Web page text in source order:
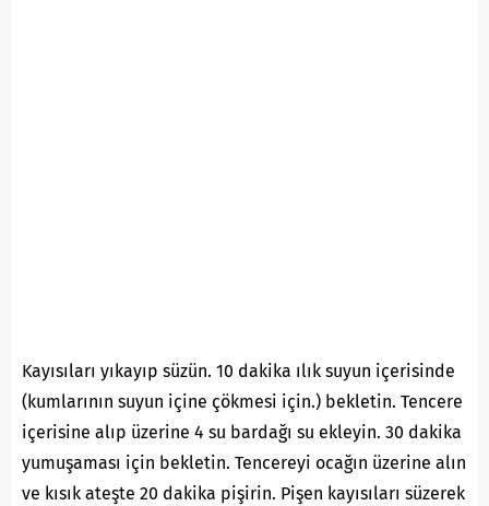
Kayısıları yıkayıp süzün. 10 dakika ılık suyun içerisinde
(kumlarının suyun içine çökmesi için.) bekletin. Tencere
içerisine alıp üzerine 4 su bardağı su ekleyin. 30 dakika
yumuşaması için bekletin. Tencereyi ocağın üzerine alın
ve kısık ateşte 20 dakika pişirin. Pişen kayısıları süzerek